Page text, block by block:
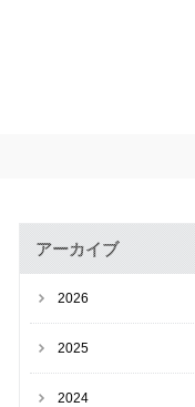
アーカイブ
2026
2025
2024